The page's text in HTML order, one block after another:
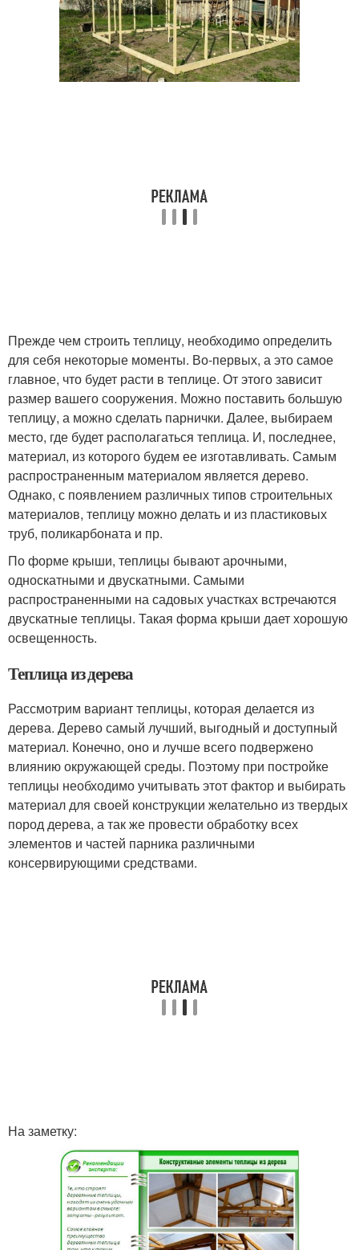
Прежде чем строить теплицу, необходимо определить
для себя некоторые моменты. Во-первых, а это самое
главное, что будет расти в теплице. От этого зависит
размер вашего сооружения. Можно поставить большую
теплицу, а можно сделать парнички. Далее, выбираем
место, где будет располагаться теплица. И, последнее,
материал, из которого будем ее изготавливать. Самым
распространенным материалом является дерево.
Однако, с появлением различных типов строительных
материалов, теплицу можно делать и из пластиковых
труб, поликарбоната и пр.
По форме крыши, теплицы бывают арочными,
односкатными и двускатными. Самыми
распространенными на садовых участках встречаются
двускатные теплицы. Такая форма крыши дает хорошую
освещенность.
Теплица из дерева
Рассмотрим вариант теплицы, которая делается из
дерева. Дерево самый лучший, выгодный и доступный
материал. Конечно, оно и лучше всего подвержено
влиянию окружающей среды. Поэтому при постройке
теплицы необходимо учитывать этот фактор и выбирать
материал для своей конструкции желательно из твердых
пород дерева, а так же провести обработку всех
элементов и частей парника различными
консервирующими средствами.
На заметку: